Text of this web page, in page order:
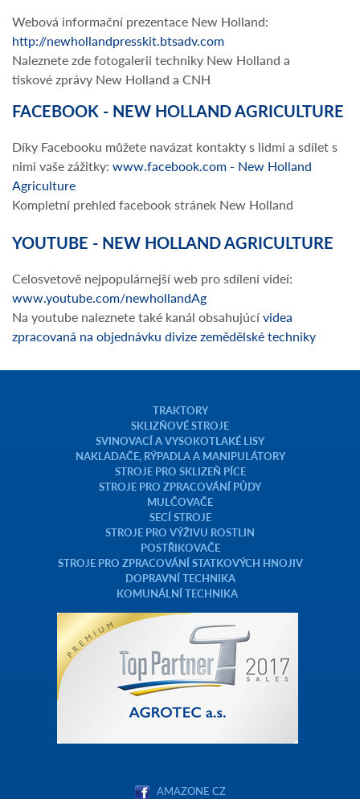
Webová informační prezentace New Holland:
http://newhollandpresskit.btsadv.com
Naleznete zde fotogalerii techniky New Holland a
tiskové zprávy New Holland a CNH
FACEBOOK - NEW HOLLAND AGRICULTURE
Díky Facebooku můžete navázat kontakty s lidmi a sdílet s
nimi vaše zážitky: www.facebook.com - New Holland
Agriculture
Kompletní prehled facebook stránek New Holland
YOUTUBE - NEW HOLLAND AGRICULTURE
Celosvetově nejpopulárnejší web pro sdílení videí:
www.youtube.com/newhollandAg
Na youtube naleznete také kanál obsahujúcívidea
zpracovaná na objednávku divize zemědělské techniky
TRAKTORY
SKLIZŇOVÉ STROJE
SVINOVACÍ A VYSOKOTLAKÉ LISY
NAKLADAČE, RÝPADLA A MANIPULÁTORY
STROJE PRO SKLIZEŇ PÍCE
STROJE PRO ZPRACOVÁNÍ PŮDY
MULČOVAČE
SECÍ STROJE
STROJE PRO VÝŽIVU ROSTLIN
POSTŘIKOVAČE
STROJE PRO ZPRACOVÁNÍ STATKOVÝCH HNOJIV
DOPRAVNÍ TECHNIKA
KOMUNÁLNÍ TECHNIKA
AMAZONE CZ